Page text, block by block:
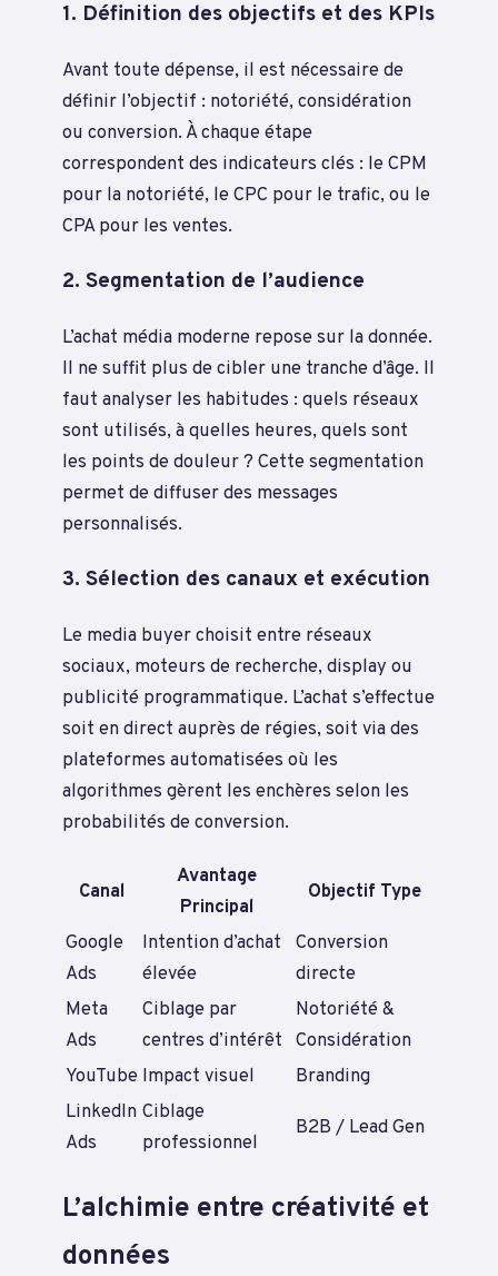
1. Définition des objectifs et des KPIs
Avant toute dépense, il est nécessaire de
définir l’objectif : notoriété, considération
ou conversion. À chaque étape
correspondent des indicateurs clés : le CPM
pour la notoriété, le CPC pour le trafic, ou le
CPA pour les ventes.
2. Segmentation de l’audience
L’achat média moderne repose sur la donnée.
Il ne suffit plus de cibler une tranche d’âge. Il
faut analyser les habitudes : quels réseaux
sont utilisés, à quelles heures, quels sont
les points de douleur ? Cette segmentation
permet de diffuser des messages
personnalisés.
3. Sélection des canaux et exécution
Le media buyer choisit entre réseaux
sociaux, moteurs de recherche, display ou
publicité programmatique. L’achat s’effectue
soit en direct auprès de régies, soit via des
plateformes automatisées où les
algorithmes gèrent les enchères selon les
probabilités de conversion.
Canal
Avantage
Principal
Objectif Type
Google
Ads
Intention d’achat
élevée
Conversion
directe
Meta
Ads
Ciblage par
centres d’intérêt
Notoriété &
Considération
YouTube Impact visuel
Branding
LinkedIn
Ads
Ciblage
professionnel
B2B / Lead Gen
L’alchimie entre créativité et
données